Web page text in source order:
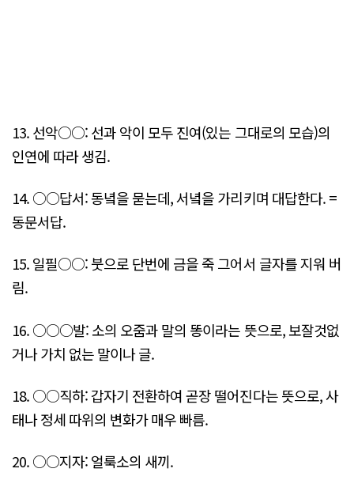
13. 선악○○: 선과 악이 모두 진여(있는 그대로의 모습)의
인연에 따라 생김.
14. ○○답서: 동녘을 묻는데, 서녘을 가리키며 대답한다. =
동문서답.
15. 일필○○: 붓으로 단번에 금을 죽 그어서 글자를 지워 버
림.
16. ○○○발: 소의 오줌과 말의 똥이라는 뜻으로, 보잘것없
거나 가치 없는 말이나 글.
18. ○○직하: 갑자기 전환하여 곧장 떨어진다는 뜻으로, 사
태나 정세 따위의 변화가 매우 빠름.
20. ○○지자: 얼룩소의 새끼.